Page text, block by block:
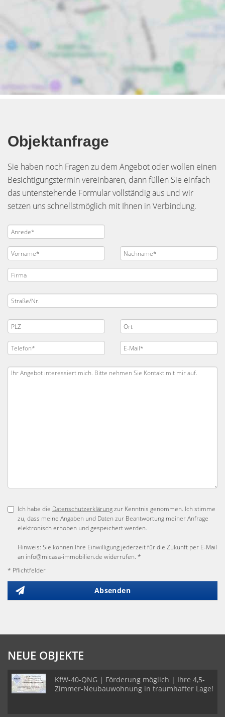
Objektanfrage
Sie haben noch Fragen zu dem Angebot oder wollen einen
Besichtigungstermin vereinbaren, dann füllen Sie einfach
das untenstehende Formular vollständig aus und wir
setzen uns schnellstmöglich mit Ihnen in Verbindung.
Ich habe die Datenschutzerklärungzur Kenntnis genommen. Ich stimme
zu, dass meine Angaben und Daten zur Beantwortung meiner Anfrage
elektronisch erhoben und gespeichert werden.
Hinweis: Sie können Ihre Einwilligung jederzeit für die Zukunft per E-Mail
an info@micasa-immobilien.de widerrufen. *
* Pflichtfelder
Absenden
NEUE OBJEKTE
KfW-40-QNG | Förderung möglich | Ihre 4,5-
Zimmer-Neubauwohnung in traumhafter Lage!